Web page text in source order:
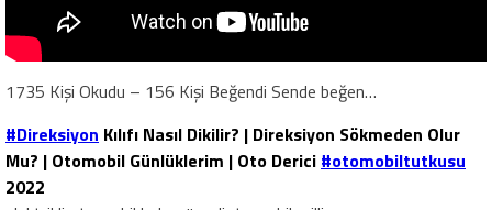
1735 Kişi Okudu – 156 Kişi Beğendi Sende beğen…
#Direksiyon Kılıfı Nasıl Dikilir? | Direksiyon Sökmeden Olur
Mu? | Otomobil Günlüklerim | Oto Derici #otomobiltutkusu
2022